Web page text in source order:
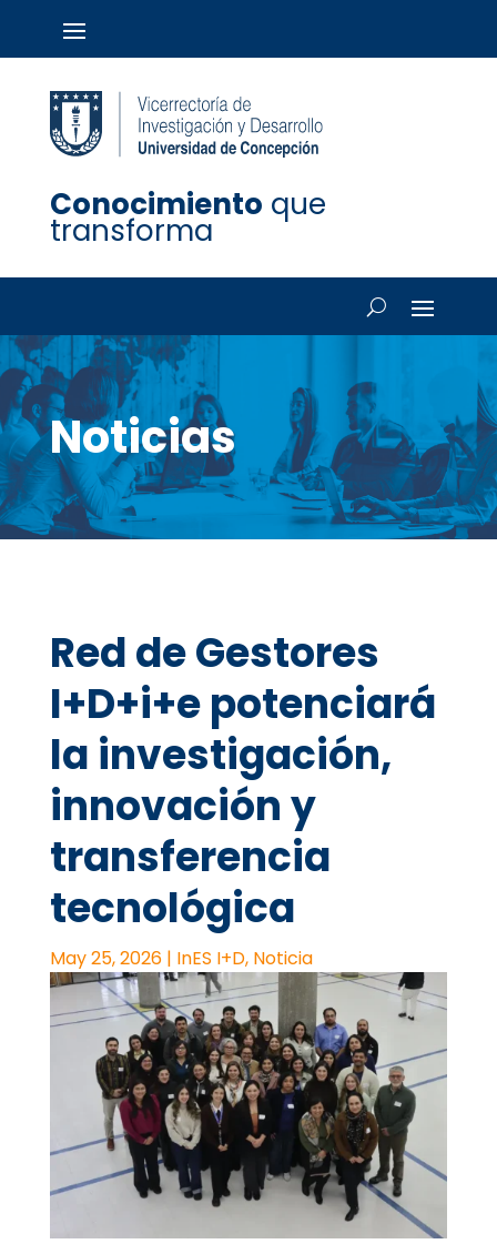
Conocimiento que
transforma
Noticias
Red de Gestores
I+D+i+e potenciará
la investigación,
innovación y
transferencia
tecnológica
May 25, 2026| InES I+D, Noticia